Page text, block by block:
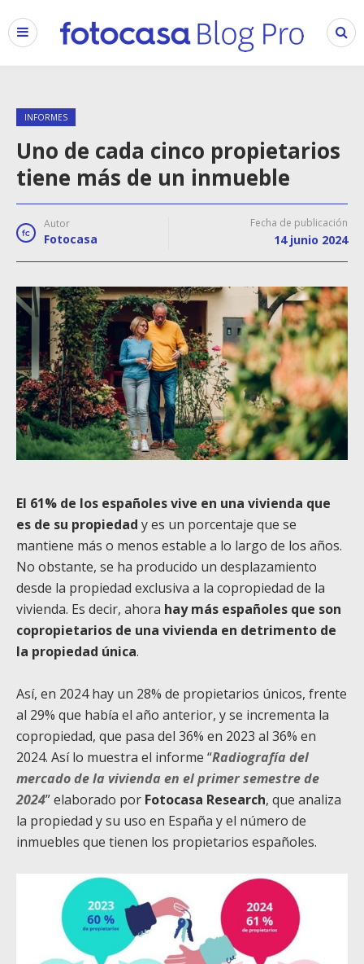
INFORMES
Uno de cada cinco propietarios
tiene más de un inmueble
Autor
Fotocasa
Fecha de publicación
14 junio 2024
El 61% de los españoles vive en una vivienda que
es de su propiedad y es un porcentaje que se
mantiene más o menos estable a lo largo de los años.
No obstante, se ha producido un desplazamiento
desde la propiedad exclusiva a la copropiedad de la
vivienda. Es decir, ahora hay más españoles que son
copropietarios de una vivienda en detrimento de
la propiedad única.
Así, en 2024 hay un 28% de propietarios únicos, frente
al 29% que había el año anterior, y se incrementa la
copropiedad, que pasa del 36% en 2023 al 36% en
2024. Así lo muestra el informe “Radiografía del
mercado de la vivienda en el primer semestre de
2024” elaborado por Fotocasa Research, que analiza
la propiedad y su uso en España y el número de
inmuebles que tienen los propietarios españoles.